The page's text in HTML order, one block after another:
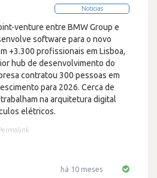
Noticias
venture entre BMW Group e
software para o novo
+3.300 profissionais em Lisboa,
hub de desenvolvimento do
contratou 300 pessoas em
para 2026. Cerca de
na arquitetura digital
elétricos.
Permalink
há 10 meses